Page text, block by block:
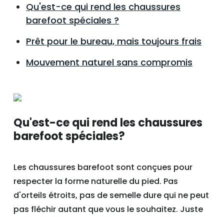
Qu'est-ce qui rend les chaussures
barefoot spéciales ?
Prêt pour le bureau, mais toujours frais
Mouvement naturel sans compromis
Qu'est-ce qui rend les chaussures
barefoot spéciales?
Les chaussures barefoot sont conçues pour
respecter la forme naturelle du pied. Pas
d'orteils étroits, pas de semelle dure qui ne peut
pas fléchir autant que vous le souhaitez. Juste